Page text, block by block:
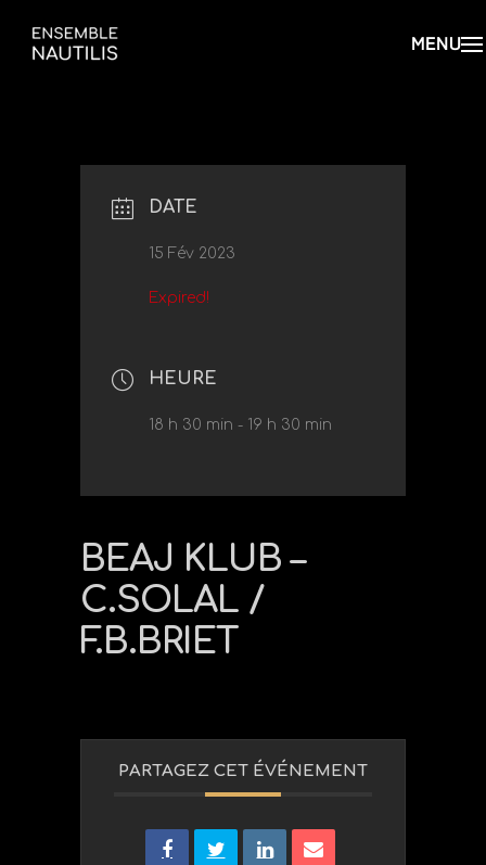
DATE
15 Fév 2023
Expired!
HEURE
18 h 30 min - 19 h 30 min
BEAJ KLUB –
C.SOLAL /
F.B.BRIET
PARTAGEZ CET ÉVÉNEMENT